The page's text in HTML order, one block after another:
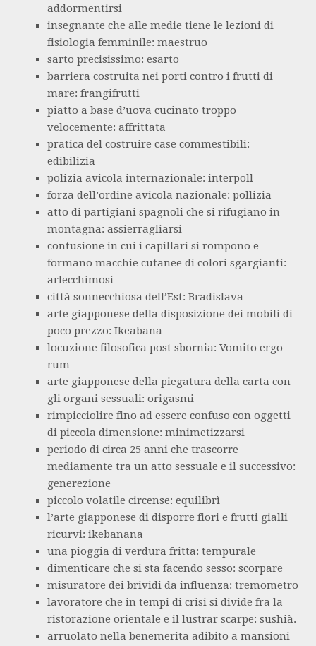
addormentirsi
insegnante che alle medie tiene le lezioni di
fisiologia femminile: maestruo
sarto precisissimo: esarto
barriera costruita nei porti contro i frutti di
mare: frangifrutti
piatto a base d’uova cucinato troppo
velocemente: affrittata
pratica del costruire case commestibili:
edibilizia
polizia avicola internazionale: interpoll
forza dell’ordine avicola nazionale: pollizia
atto di partigiani spagnoli che si rifugiano in
montagna: assierragliarsi
contusione in cui i capillari si rompono e
formano macchie cutanee di colori sgargianti:
arlecchimosi
città sonnecchiosa dell’Est: Bradislava
arte giapponese della disposizione dei mobili di
poco prezzo: Ikeabana
locuzione filosofica post sbornia: Vomito ergo
rum
arte giapponese della piegatura della carta con
gli organi sessuali: origasmi
rimpicciolire fino ad essere confuso con oggetti
di piccola dimensione: minimetizzarsi
periodo di circa 25 anni che trascorre
mediamente tra un atto sessuale e il successivo:
generezione
piccolo volatile circense: equilibrì
l’arte giapponese di disporre fiori e frutti gialli
ricurvi: ikebanana
una pioggia di verdura fritta: tempurale
dimenticare che si sta facendo sesso: scorpare
misuratore dei brividi da influenza: tremometro
lavoratore che in tempi di crisi si divide fra la
ristorazione orientale e il lustrar scarpe: sushià.
arruolato nella benemerita adibito a mansioni